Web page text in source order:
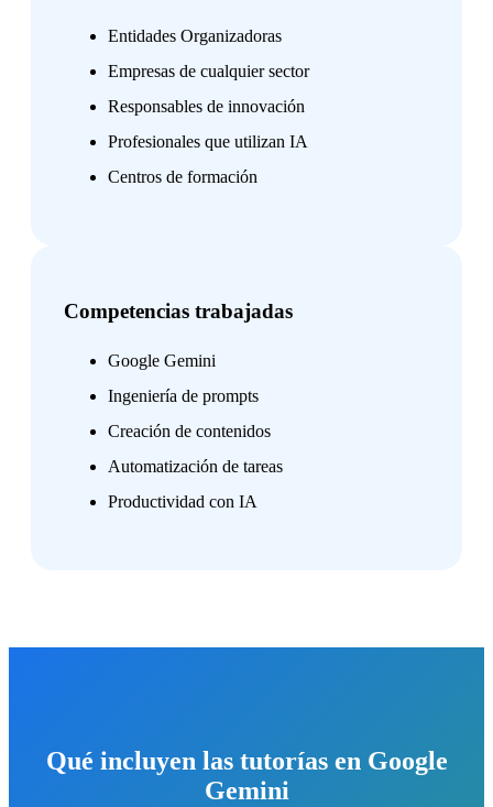
Entidades Organizadoras
Empresas de cualquier sector
Responsables de innovación
Profesionales que utilizan IA
Centros de formación
Competencias trabajadas
Google Gemini
Ingeniería de prompts
Creación de contenidos
Automatización de tareas
Productividad con IA
Qué incluyen las tutorías en Google
Gemini